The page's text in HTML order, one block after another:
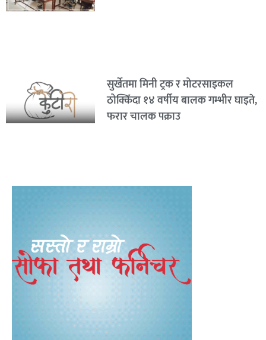
सुर्खेतमा मिनी ट्रक र मोटरसाइकल
ठोक्किँदा १४ वर्षीय बालक गम्भीर घाइते,
फरार चालक पक्राउ